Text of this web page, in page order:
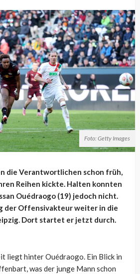
Foto: Getty Images
die Verantwortlichen schon früh,
Reihen kickte. Halten konnten
Ouédraogo (19) jedoch nicht.
der Offensivakteur weiter in die
Dort startet er jetzt durch.
liegt hinter Ouédraogo. Ein Blick in
was der junge Mann schon